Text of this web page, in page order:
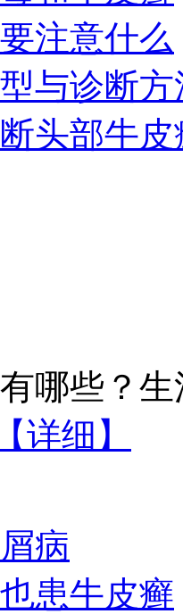
注意什么
与诊断方
头部牛皮
哪些？
【详细】
病
患牛皮癣